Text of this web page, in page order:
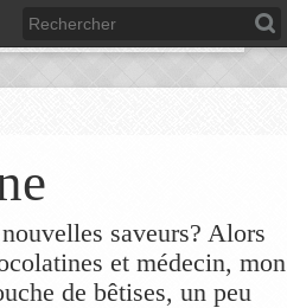
saveurs? Alors
et médecin, mon
de bêtises, un peu